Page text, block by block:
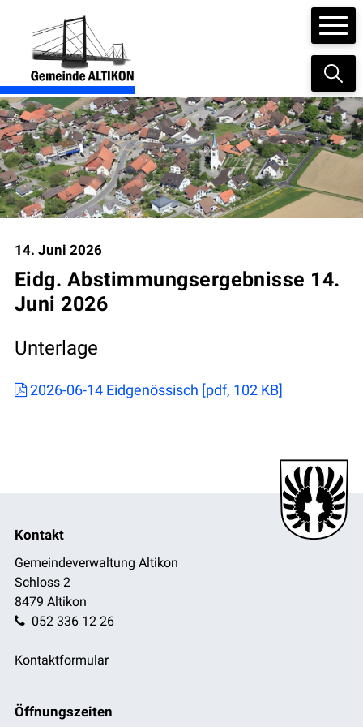
Navigieren in der Gemeinde Altikon
Schnellnavigation
Hauptnavigation
Eidg. Abstimmungsergebnisse 14.
Juni 2026
14. Juni 2026
Unterlage
2026-06-14 Eidgenössisch [pdf, 102 KB]
Footer
Kontakt
Gemeindeverwaltung Altikon
Schloss 2
8479 Altikon
052 336 12 26
Kontaktformular
Öffnungszeiten